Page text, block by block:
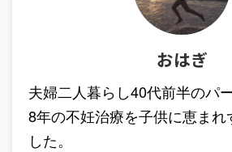
おはぎ
夫婦二人暮らし40代前半のパー
8年の不妊治療を子供に恵まれ
した。